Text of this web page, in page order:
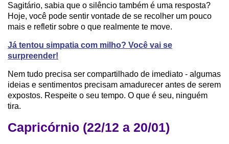
Sagitário, sabia que o silêncio também é uma resposta?
Hoje, você pode sentir vontade de se recolher um pouco
mais e refletir sobre o que realmente te move.
Já tentou simpatia com milho? Você vai se
surpreender!
Nem tudo precisa ser compartilhado de imediato - algumas
ideias e sentimentos precisam amadurecer antes de serem
expostos. Respeite o seu tempo. O que é seu, ninguém
tira.
Capricórnio (22/12 a 20/01)